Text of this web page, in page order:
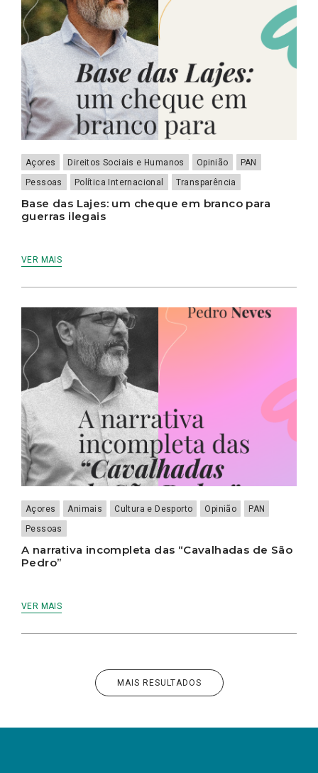
Açores Direitos Sociais e Humanos Opinião
PAN
Pessoas
Política Internacional Transparência
Base das Lajes: um cheque em branco para
guerras ilegais
VER MAIS
Açores Animais Cultura e Desporto Opinião
PAN
Pessoas
A narrativa incompleta das “Cavalhadas de São
Pedro”
VER MAIS
MAIS RESULTADOS